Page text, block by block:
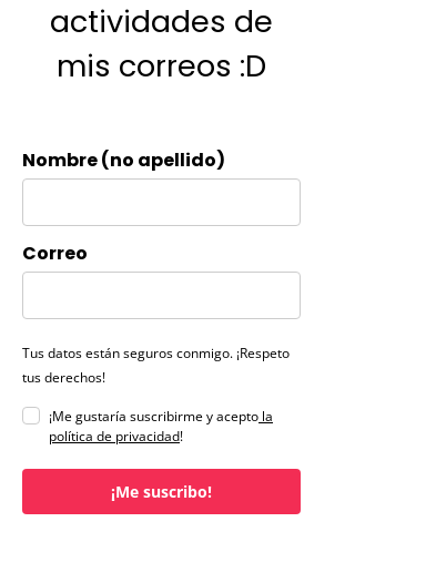
actividades de
mis correos :D
Nombre (no apellido)
Correo
Tus datos están seguros conmigo. ¡Respeto
tus derechos!
¡Me gustaría suscribirme y acepto la
política de privacidad!
¡Me suscribo!